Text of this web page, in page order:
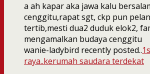
a ah kapar aka jawa kalu
cenggitu,rapat sgt, ckp pun
tertib,mesti dua2 duduk elok2,
mengamalkan budaya cenggitu
wanie-ladybird recently posted..
raya..kerumah saudara terdekat